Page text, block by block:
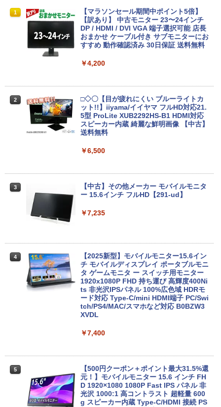
1
【期間限定 キャンペン】中古ノートパソ
コン Windows11 Office搭載 軽量 13.3
型 モバイルPC 富士通 LIFEBOOK E734
Intel Celeron 第4世代CPU メモリ4GB S
SD128GB+外付けHDD250GB HD(1366×
応 送料無料 訳あり
中古ノートパソコン・ windows11 offic
e付・整備済み品・富士通 ARROWS Tab
Q508 文教モデル 10.1型 WUXGA タブレ
s 11 & Office 2019 搭載) 本体＋専用キ
￥9,800
【期間限定破格金額！】新生活 新古品 W
メモリ4GB～ 高速SSD1TB 最大 フルHD
Webカメラ zoom 軽量薄型 無線 型番更
新で在庫処分
￥9,980
【中古】 店長セレクト おまかせA4ノー
SSD120GB以上 メモリ4GB Celeron搭
中古パソコン
￥11,800
1
【中古】 Apple TV HD 32GB MR912J/A
(A1625) 周辺機器 / 発売時期2015年〜
￥4,680
付き 大容量 快適メモリ 第8世代 整備済
み サポート充実 Windows11 Pro DELL
OptiPlex 7060 Core i5 16GB 中古 パソ
コン デスクトップパソコン
64) 中古 Core i7-2.5GHz(11700)/メモリ
16GB/HDD1TB/DVDマルチ [B:良品] 202
4
【エントリーでポイント100％還元のチ
ャンス】GMKtec M8 ミニPC【AMD Ryz
en 5 PRO 6650H 16GB 512GB】4.5GH
z 6コア 12スレッド OCuLink Windows
11 Pro LPDDR5 6400MT/s 16T増設 3画
面2.5GbpsLAN Bluetooth5.2 WiFi HD
MI 省エネ ゲーミングpc みにpc minipc
8K コンパクト
￥78,248
5
GMKtec｜ジーエムケーテック 超小型 デ
スクトップパソコン GMKtec NucBox G
11(Windows 11 Pro/Ryzen Embedded
R2514/メモリ 16GB/SSD 256GB)(シル
バー) ミニPC GMK-G11-16/256-W11Pro
1
【マラソンセール期間中ポイント5倍】
【訳あり】 中古モニター 23〜24インチ
DP / HDMI / DVI VGA 端子選択可能 店長
おまかせ ケーブル付き サブモニターにお
すすめ 動作確認済み 30日保証 送料無料
￥4,200
2
□◇〇【目が疲れにくい ブルーライトカ
ット!!】iiyama/イイヤマ フルHD対応21.
5型 ProLite XUB2292HS-B1 HDMI対応
スピーカー内蔵 綺麗な鮮明画像 【中古】
送料無料
￥6,500
3
【中古】その他メーカー モバイルモニタ
ー 15.6インチ フルHD【291-ud】
￥7,235
4
【2025新型】モバイルモニター15.6イン
チ モバイルディスプレイ ポータブルモニ
タ ゲームモニタ ー スイッチ用モニター
1920x1080P FHD 持ち運び 高輝度400Ni
ts 非光沢IPSパネル 100%広色域 HDRモ
ード対応 Type-C/mini HDMI端子 PC/Swi
tch/PS4/MAC/スマホなど対応 B0BZW3
XVDL
￥7,400
5
【500円クーポン＋ポイント最大31.5%還
元！】モバイルモニター 15.6 インチ FH
D 1920×1080 1080P Fast IPS パネル 非
光沢 1000:1 高コントラスト 超軽量 600
g スピーカー内蔵 Type-C/HDMI 接続 PS